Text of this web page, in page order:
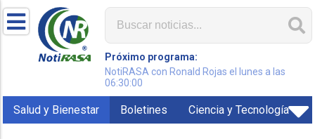
Próximo programa:
NotiRASA con Ronald Rojas el lunes a las
06:30:00
Salud y Bienestar Boletines Ciencia y Tecnología